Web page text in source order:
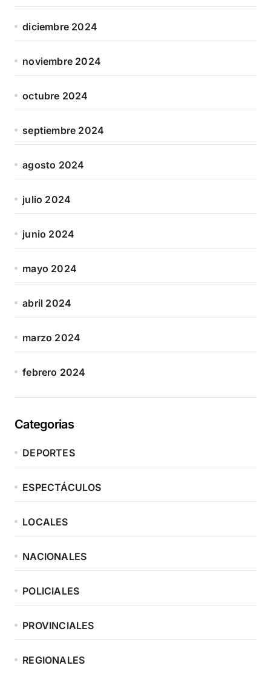
diciembre 2024
noviembre 2024
octubre 2024
septiembre 2024
agosto 2024
julio 2024
junio 2024
mayo 2024
abril 2024
marzo 2024
febrero 2024
Categorias
DEPORTES
ESPECTÁCULOS
LOCALES
NACIONALES
POLICIALES
PROVINCIALES
REGIONALES